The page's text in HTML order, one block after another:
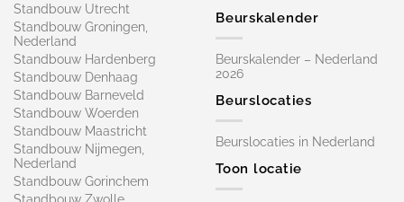
Standbouw Utrecht
Standbouw Groningen,
Nederland
Standbouw Hardenberg
Standbouw Denhaag
Standbouw Barneveld
Standbouw Woerden
Standbouw Maastricht
Standbouw Nijmegen,
Nederland
Standbouw Gorinchem
Standbouw Zwolle
Beurskalender
Beurskalender – Nederland
2026
Beurslocaties
Beurslocaties in Nederland
Toon locatie